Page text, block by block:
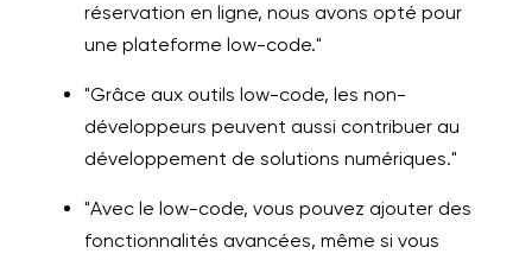
réservation en ligne, nous avons opté pour
une plateforme low-code."
"Grâce aux outils low-code, les non-
développeurs peuvent aussi contribuer au
développement de solutions numériques."
"Avec le low-code, vous pouvez ajouter des
fonctionnalités avancées, même si vous